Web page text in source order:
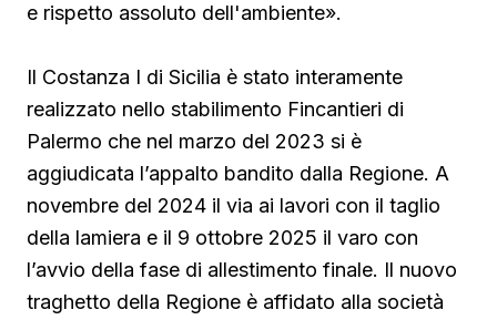
e rispetto assoluto dell'ambiente».
Il Costanza I di Sicilia è stato interamente
realizzato nello stabilimento Fincantieri di
Palermo che nel marzo del 2023 si è
aggiudicata l’appalto bandito dalla Regione. A
novembre del 2024 il via ai lavori con il taglio
della lamiera e il 9 ottobre 2025 il varo con
l’avvio della fase di allestimento finale. Il nuovo
traghetto della Regione è affidato alla società